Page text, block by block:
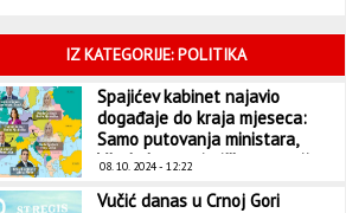
IZ KATEGORIJE: POLITIKA
Spajićev kabinet najavio
događaje do kraja mjeseca:
Samo putovanja ministara,
Vlada kao turistička agencija
08. 10. 2024 - 12:22
Vučić danas u Crnoj Gori